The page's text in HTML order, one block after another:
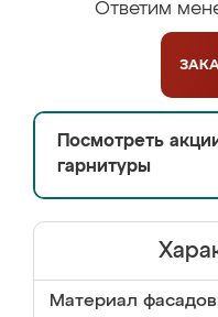
Ответим
Посмотреть
гарнитуры
Материал